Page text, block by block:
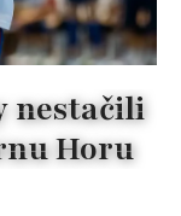
nestačili
Horu